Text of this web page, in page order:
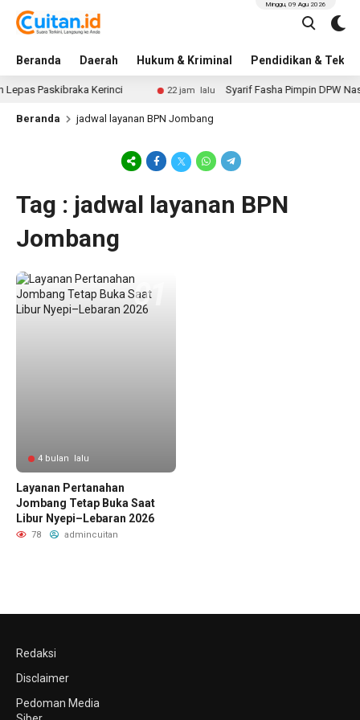
Beranda Daerah Hukum & Kriminal Pendidikan &
Minggu, 09 Agu 2026
Paskibraka Kerinci 22 jam lalu Syarif Fasha Pimpin DPW
Beranda jadwal layanan BPN Jombang
Tag : jadwal layanan BPN
Jombang
4 bulan lalu
Layanan Pertanahan
Jombang Tetap Buka Saat
Libur Nyepi–Lebaran 2026
78 admincuitan
Redaksi
Disclaimer
Pedoman Media